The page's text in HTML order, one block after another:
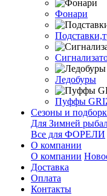
Фонари
Ледобуры
Пуффы
Сезоны и
Для Зимней
Все для ФОРЕЛИ
О компании
О компании
Доставка
Оплата
Контакты